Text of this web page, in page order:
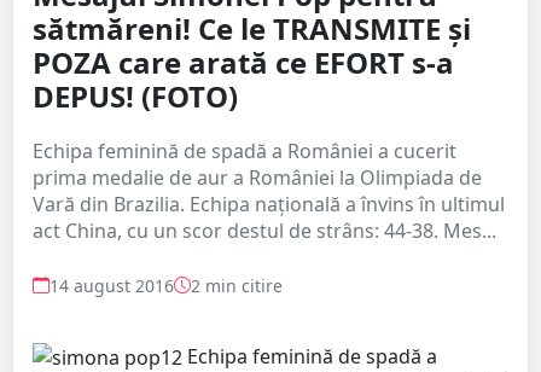
sătmăreni! Ce le TRANSMITE și
POZA care arată ce EFORT s-a
DEPUS! (FOTO)
Echipa feminină de spadă a României a cucerit
prima medalie de aur a României la Olimpiada de
Vară din Brazilia. Echipa națională a învins în ultimul
act China, cu un scor destul de strâns: 44-38. Mes...
14 august 2016 2 min citire
Echipa feminină de spadă a